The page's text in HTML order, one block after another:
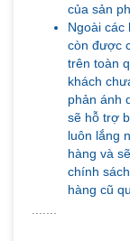
của sản
Ngoài các
còn được
trên toàn
khách
phản ánh
sẽ hỗ trợ
luôn lắng
hàng và
chính
hàng cũ